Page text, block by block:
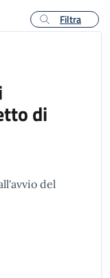
Filtra
di
del